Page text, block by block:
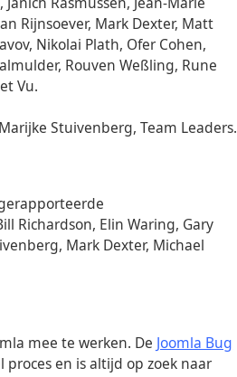
Rijnsoever, Mark Dexter, Matt
Nikolai Plath, Ofer Cohen,
Rouven Weßling, Rune
Vu.
Stuivenberg, Team Leaders.
Richardson, Elin Waring, Gary
Mark Dexter, Michael
mee te werken. De Joomla Bug
proces en is altijd op zoek naar